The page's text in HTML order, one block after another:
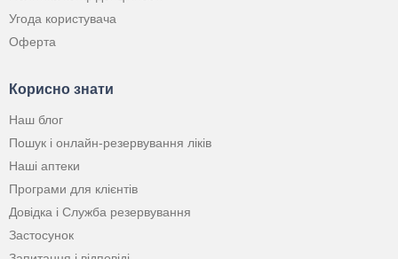
Угода користувача
Оферта
Корисно знати
Наш блог
Пошук і онлайн-резервування ліків
Наші аптеки
Програми для клієнтів
Довідка і Служба резервування
Застосунок